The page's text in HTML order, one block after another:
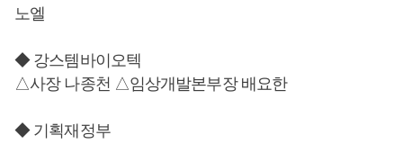
노엘
◆ 강스템바이오텍
△사장 나종천 △임상개발본부장 배요한
◆ 기획재정부